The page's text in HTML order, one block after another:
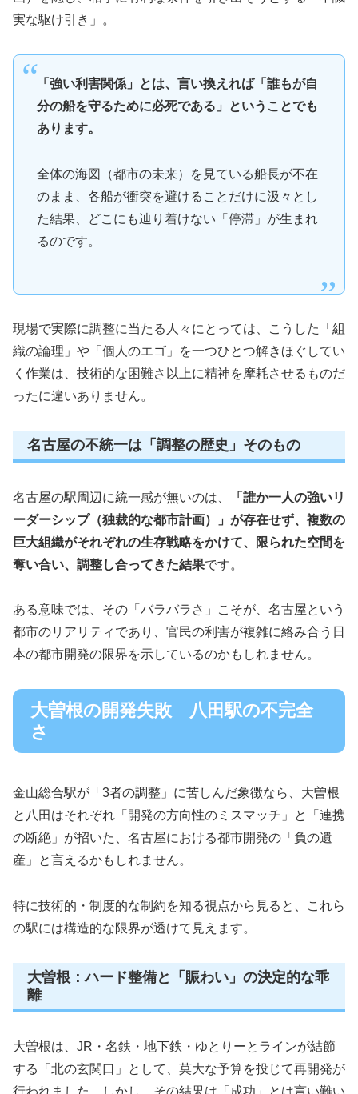
実な駆け引き」。
「強い利害関係」とは、言い換えれば「誰もが自
分の船を守るために必死である」ということでも
あります。
全体の海図（都市の未来）を見ている船長が不在
のまま、各船が衝突を避けることだけに汲々とし
た結果、どこにも辿り着けない「停滞」が生まれ
るのです。
現場で実際に調整に当たる人々にとっては、こうした「組
織の論理」や「個人のエゴ」を一つひとつ解きほぐしてい
く作業は、技術的な困難さ以上に精神を摩耗させるものだ
ったに違いありません。
名古屋の不統一は「調整の歴史」そのもの
名古屋の駅周辺に統一感が無いのは、
「誰か一人の強いリ
ーダーシップ（独裁的な都市計画）」が存在せず、複数の
巨大組織がそれぞれの生存戦略をかけて、限られた空間を
奪い合い、調整し合ってきた結果です。
ある意味では、その「バラバラさ」こそが、名古屋という
都市のリアリティであり、官民の利害が複雑に絡み合う日
本の都市開発の限界を示しているのかもしれません。
大曽根の開発失敗 八田駅の不完全
さ
金山総合駅が「3者の調整」に苦しんだ象徴なら、大曽根
と八田はそれぞれ「開発の方向性のミスマッチ」と「連携
の断絶」が招いた、名古屋における都市開発の「負の遺
産」と言えるかもしれません。
特に技術的・制度的な制約を知る視点から見ると、これら
の駅には構造的な限界が透けて見えます。
大曽根：ハード整備と「賑わい」の決定的な乖
離
大曽根は、JR・名鉄・地下鉄・ゆとりーとラインが結節
する「北の玄関口」として、莫大な予算を投じて再開発が